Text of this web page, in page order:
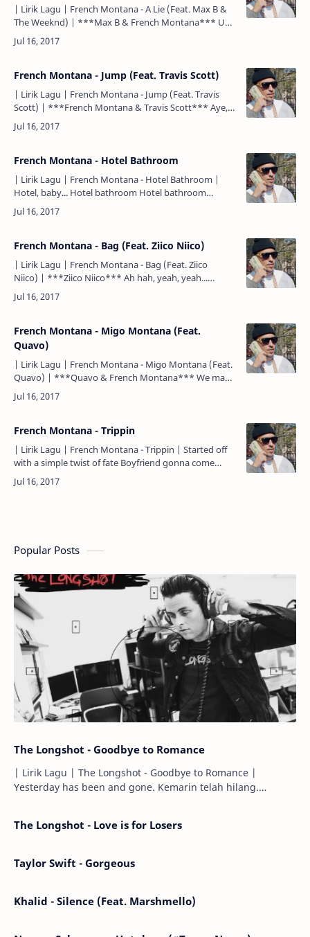
| Lirik Lagu | French Montana - A Lie (Feat. Max B &
The Weeknd) | ***Max B & French Montana*** Uh,
Boss Don shit (Coke Boy, baby) Thought I'd have a…
French Montana - Jump (Feat. Travis Scott)
| Lirik Lagu | French Montana - Jump (Feat. Travis
Scott) | ***French Montana & Travis Scott*** Aye,
Trav This one for the wave culture (woo!) So prolifi…
French Montana - Hotel Bathroom
| Lirik Lagu | French Montana - Hotel Bathroom |
Hotel, baby... Hotel bathroom Hotel bathroom
Smoking in the bathroom To the hotel bathroom
Hotel couch, fu…
French Montana - Bag (Feat. Ziico Niico)
| Lirik Lagu | French Montana - Bag (Feat. Ziico
Niico) | ***Ziico Niico*** Ah hah, yeah, yeah...
(Niico) ***Ziico Niico & French Montana*** I slap
her …
French Montana - Migo Montana (Feat.
Quavo)
| Lirik Lagu | French Montana - Migo Montana (Feat.
Quavo) | ***Quavo & French Montana*** We made
a mill' off a trap phone Shawty get me in a mood Blew
a…
French Montana - Trippin
| Lirik Lagu | French Montana - Trippin | Started off
with a simple twist of fate Boyfriend gonna come
catch my fade Mama said, "Come in, it's gettin' late"
…
Popular Posts
The Longshot - Goodbye to Romance
| Lirik Lagu | The Longshot - Goodbye to Romance |
Yesterday has been and gone. Kemarin telah hilang.
The Longshot - Love is for Losers
Taylor Swift - Gorgeous
Khalid - Silence (Feat. Marshmello)